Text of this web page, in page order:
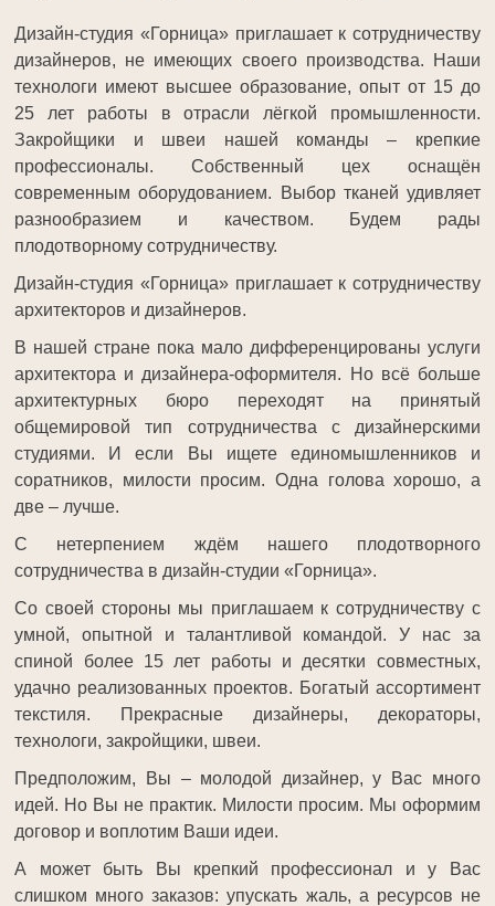
Дизайн-студия «Горница» приглашает к сотрудничеству
дизайнеров, не имеющих своего производства. Наши
технологи имеют высшее образование, опыт от 15 до
25 лет работы в отрасли лёгкой промышленности.
Закройщики и швеи нашей команды – крепкие
профессионалы. Собственный цех оснащён
современным оборудованием. Выбор тканей удивляет
разнообразием и качеством. Будем рады
плодотворному сотрудничеству.
Дизайн-студия «Горница» приглашает к сотрудничеству
архитекторов и дизайнеров.
В нашей стране пока мало дифференцированы услуги
архитектора и дизайнера-оформителя. Но всё больше
архитектурных бюро переходят на принятый
общемировой тип сотрудничества с дизайнерскими
студиями. И если Вы ищете единомышленников и
соратников, милости просим. Одна голова хорошо, а
две – лучше.
С нетерпением ждём нашего плодотворного
сотрудничества в дизайн-студии «Горница».
Со своей стороны мы приглашаем к сотрудничеству с
умной, опытной и талантливой командой. У нас за
спиной более 15 лет работы и десятки совместных,
удачно реализованных проектов. Богатый ассортимент
текстиля. Прекрасные дизайнеры, декораторы,
технологи, закройщики, швеи.
Предположим, Вы – молодой дизайнер, у Вас много
идей. Но Вы не практик. Милости просим. Мы оформим
договор и воплотим Ваши идеи.
А может быть Вы крепкий профессионал и у Вас
слишком много заказов: упускать жаль, а ресурсов не